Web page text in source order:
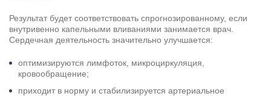
Результат будет соответствовать спрогнозированному, если
внутривенно капельными вливаниями занимается врач.
Сердечная деятельность значительно улучшается:
оптимизируются лимфоток, микроциркуляция,
кровообращение;
приходит в норму и стабилизируется артериальное